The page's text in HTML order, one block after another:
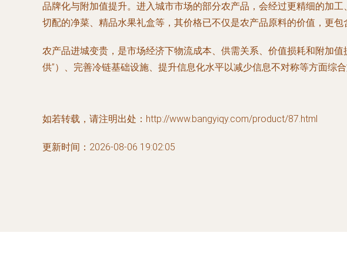
品牌化与附加值提升。进入城市市场的部分农产品，会经过更精细的加
切配的净菜、精品水果礼盒等，其价格已不仅是农产品原料的价值，更包
农产品进城变贵，是市场经济下物流成本、供需关系、价值损耗和附加
供”）、完善冷链基础设施、提升信息化水平以减少信息不对称等方面综
如若转载，请注明出处：http://www.bangyiqy.com/product/87.html
更新时间：2026-08-06 19:02:05